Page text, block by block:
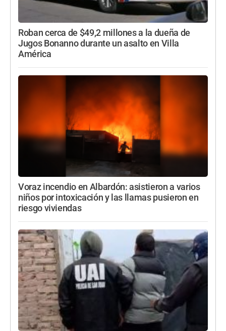
Roban cerca de $49,2 millones a la dueña de
Jugos Bonanno durante un asalto en Villa
América
Voraz incendio en Albardón: asistieron a varios
niños por intoxicación y las llamas pusieron en
riesgo viviendas